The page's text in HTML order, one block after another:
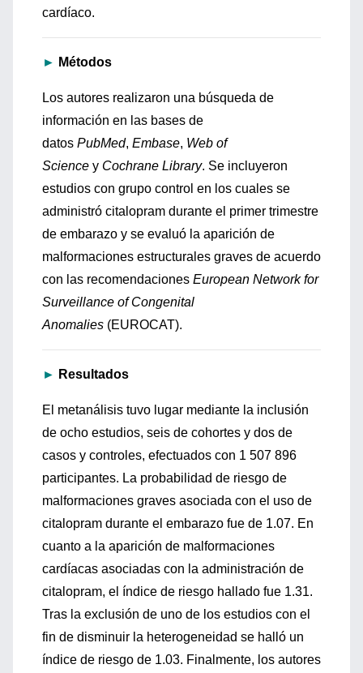
cardíaco.
► Métodos
Los autores realizaron una búsqueda de
información en las bases de
datos PubMed, Embase, Web of
Science y Cochrane Library. Se incluyeron
estudios con grupo control en los cuales se
administró citalopram durante el primer trimestre
de embarazo y se evaluó la aparición de
malformaciones estructurales graves de acuerdo
con las recomendaciones European Network for
Surveillance of Congenital
Anomalies (EUROCAT).
► Resultados
El metanálisis tuvo lugar mediante la inclusión
de ocho estudios, seis de cohortes y dos de
casos y controles, efectuados con 1 507 896
participantes. La probabilidad de riesgo de
malformaciones graves asociada con el uso de
citalopram durante el embarazo fue de 1.07. En
cuanto a la aparición de malformaciones
cardíacas asociadas con la administración de
citalopram, el índice de riesgo hallado fue 1.31.
Tras la exclusión de uno de los estudios con el
fin de disminuir la heterogeneidad se halló un
índice de riesgo de 1.03. Finalmente, los autores